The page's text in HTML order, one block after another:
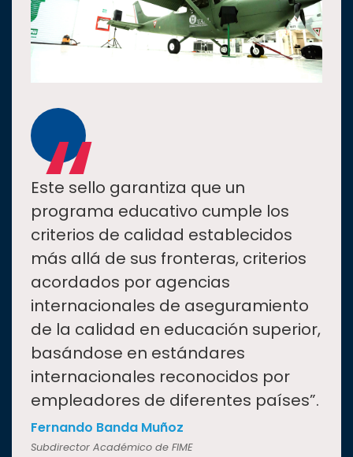
“
Este sello garantiza que un
programa educativo cumple los
criterios de calidad establecidos
más allá de sus fronteras, criterios
acordados por agencias
internacionales de aseguramiento
de la calidad en educación superior,
basándose en estándares
internacionales reconocidos por
empleadores de diferentes países”.
Fernando Banda Muñoz
Subdirector Académico de FIME